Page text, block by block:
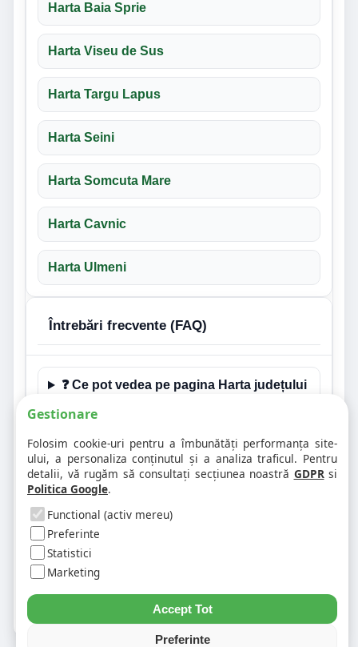
Harta Baia Sprie
Harta Viseu de Sus
Harta Targu Lapus
Harta Seini
Harta Somcuta Mare
Harta Cavnic
Harta Ulmeni
Întrebări frecvente (FAQ)
❓ Ce pot vedea pe pagina Harta județului
❓ Este aceasta și o pagină de hartă
rutieră pentru județul Maramures?
❓ Pot ajunge de aici la paginile
localităților?
❓ Unde găsesc codurile poștale și
Gestionare
Folosim cookie-uri pentru a îmbunătăți performanța site-
ului, a personaliza conținutul și a analiza traficul. Pentru
detalii, vă rugăm să consultați secțiunea noastră GDPRsi
Politica Google.
Functional (activ mereu)
Preferinte
Statistici
Marketing
Accept Tot
Preferinte